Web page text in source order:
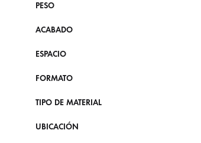
PESO
ACABADO
ESPACIO
FORMATO
TIPO DE MATERIAL
UBICACIÓN